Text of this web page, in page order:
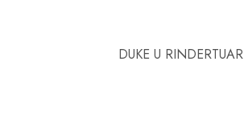
DUKE U RINDERTUAR